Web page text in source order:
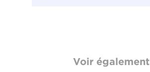
Voir également